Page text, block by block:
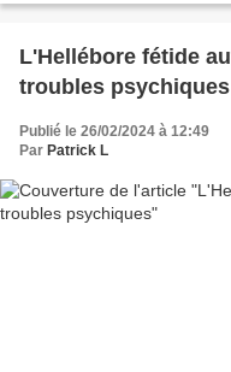
L'Hellébore fétide
troubles psychiques
Publié le 26/02/2024 à 12:49
Par Patrick L